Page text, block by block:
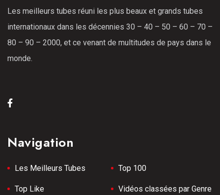
Les meilleurs tubes réuni les plus beaux et grands tubes
internationaux dans les décennies 30 – 40 – 50 – 60 – 70 –
80 – 90 – 2000, et ce venant de multitudes de pays dans le
monde.
Navigation
Les Meilleurs Tubes Top 100
Top Like Vidéos classées par Genre